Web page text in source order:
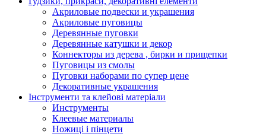
Акриловые подвески и украшения
Акриловые пуговицы
Деревянные пуговки
Деревянные катушки и декор
Коннекторы из дерева , бирки и прищепки
Пуговицы из смолы
Пуговки наборами по супер цене
Декоративные украшения
Інструменти та клейові матеріали
Инструменты
Клеевые материалы
Ножиці і пінцети